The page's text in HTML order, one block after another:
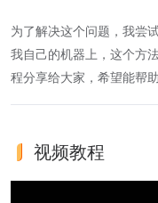
为了解决这个问题，我尝
我自己的机器上，这个方
程分享给大家，希望能帮
视频教程